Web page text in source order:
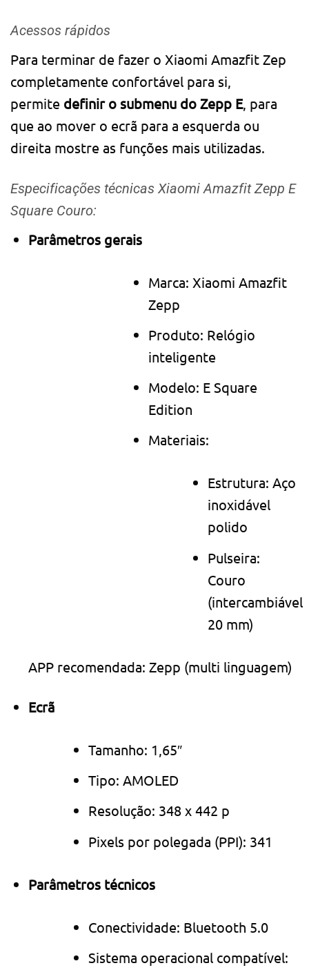
Acessos rápidos
Para terminar de fazer o Xiaomi Amazfit Zep
completamente confortável para si,
permite definir o submenu do Zepp E, para
que ao mover o ecrã para a esquerda ou
direita mostre as funções mais utilizadas.
Especificações técnicas Xiaomi Amazfit Zepp E
Square Couro:
Parâmetros gerais
Marca: Xiaomi Amazfit
Zepp
Produto: Relógio
inteligente
Modelo: E Square
Edition
Materiais:
Estrutura: Aço
inoxidável
polido
Pulseira:
Couro
(intercambiável
20 mm)
APP recomendada: Zepp (multi linguagem)
Ecrã
Tamanho: 1,65″
Tipo: AMOLED
Resolução: 348 x 442 p
Pixels por polegada (PPI): 341
Parâmetros técnicos
Conectividade: Bluetooth 5.0
Sistema operacional compatível: